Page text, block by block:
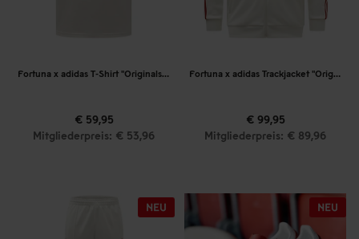
Fortuna x adidas T-Shirt "Originals" Off-White
€ 59,95
Mitgliederpreis: € 53,96
Fortuna x adidas Trackjacket "Originals" Off-White
€ 99,95
Mitgliederpreis: € 89,96